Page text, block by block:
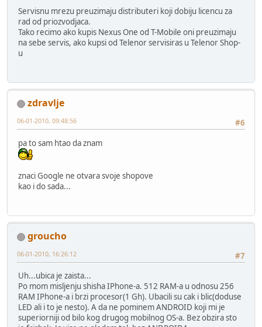
Servisnu mrezu preuzimaju distributeri koji dobiju licencu za
rad od priozvodjaca.
Tako recimo ako kupis Nexus One od T-Mobile oni preuzimaju
na sebe servis, ako kupsi od Telenor servisiras u Telenor Shop-
u
zdravlje
#6
06-01-2010, 09:48:56
pa to sam htao da znam
znaci Google ne otvara svoje shopove
kao i do sada...
groucho
#7
06-01-2010, 16:26:12
Uh...ubica je zaista...
Po mom misljenju shisha IPhone-a. 512 RAM-a u odnosu 256
RAM IPhone-a i brzi procesor(1 Gh). Ubacili su cak i blic(doduse
LED ali i to je nesto). A da ne pominem ANDROID koji mi je
superiorniji od bilo kog drugog mobilnog OS-a. Bez obzira sto